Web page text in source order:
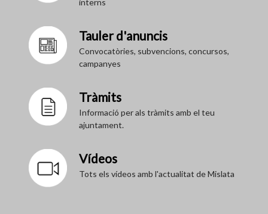
Tauler d'anuncis
Convocatòries, subvencions, concursos,
campanyes
Tràmits
Informació per als tràmits amb el teu
ajuntament.
Vídeos
Tots els vídeos amb l'actualitat de Mislata